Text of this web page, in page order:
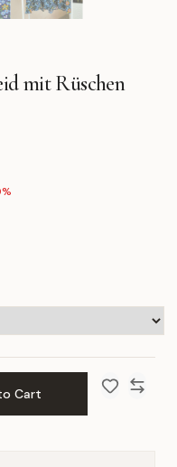
mit Rüschen
Cart